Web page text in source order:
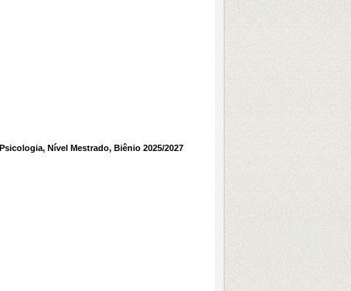
Nível Mestrado, Biênio 2025/2027